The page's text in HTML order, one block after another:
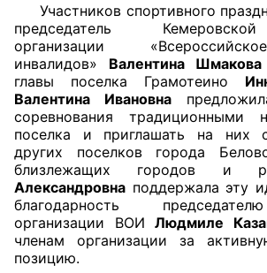
Главная
Общественные советы
Общественные советы при
органах федеральных органов
исполнительной власти
Общественные советы по
Участников спортивного
председатель
организации
инвалидов» Валентина Шмакова
главы поселка Грамотеино
Валентина Ивановна
соревнования традиционными
поселка и приглашать на них
других поселков города
близлежащих городов и
Александровна поддержала эту
благодарность
организации ВОИЛюдмиле
членам организации за
позицию.